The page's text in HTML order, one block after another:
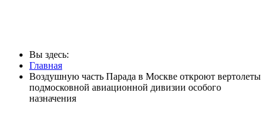
Вы здесь:
Главная
Воздушную часть Парада в Москве откроют вертолеты
подмосковной авиационной дивизии особого
назначения